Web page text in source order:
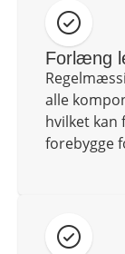
Forlæng
alle
hvilket kan
forebygge